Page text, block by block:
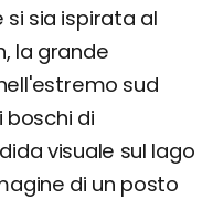
sia ispirata al
la grande
sud
boschi di
visuale sul lago
di un posto